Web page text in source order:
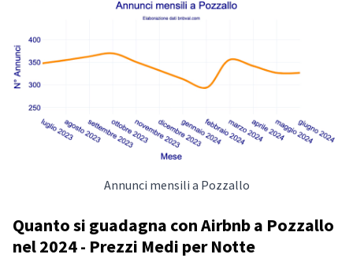
Annunci mensili a Pozzallo
Quanto si guadagna con Airbnb a Pozzallo
nel 2024 - Prezzi Medi per Notte